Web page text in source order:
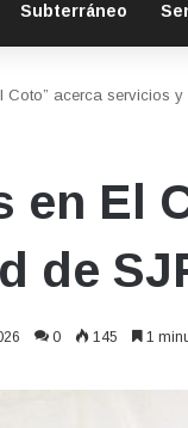
Subterráneo
Coto” acerca servicios
en El
de
0 145 1